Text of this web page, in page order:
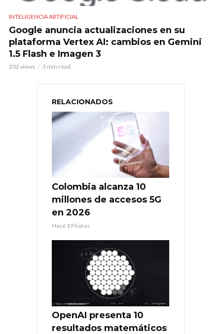
INTELIGENCIA ARTIFICIAL
Google anuncia actualizaciones en su
plataforma Vertex AI: cambios en Gemini
1.5 Flash e Imagen 3
202 views 3 min read
RELACIONADOS
Colombia alcanza 10
millones de accesos 5G
en 2026
Hace 19 horas
OpenAI presenta 10
resultados matemáticos